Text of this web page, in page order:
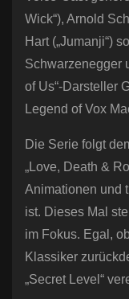
Wick“), Arnold
Hart („Jumanji“)
Schwarzenegger
of Us“-Darsteller
Legend of Vox
Die Serie folgt
„Love, Death &
Animationen und
ist. Dieses Mal
im Fokus. Egal,
Klassiker
„Secret Level“